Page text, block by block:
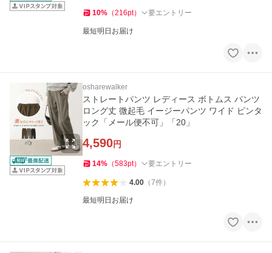
10% （216pt） 要エントリー
最短明日お届け
osharewalker
ストレートパンツ レディース ボトムス パンツ
ロング丈 微起毛 イージーパンツ ワイド ピンタ
ック「メール便不可」「20」
4,590円
14% （583pt） 要エントリー
4.00（7件）
最短明日お届け